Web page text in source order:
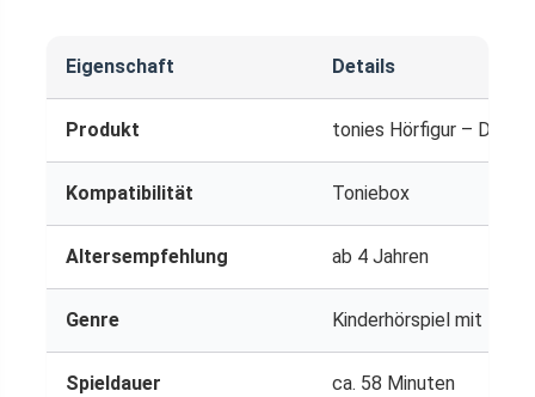
Eigenschaft Details
Produkt tonies Hörfigur –
Kompatibilität Toniebox
Altersempfehlung ab 4 Jahren
Genre Kinderhörspiel mit Musik
Spieldauer ca. 58 Minuten